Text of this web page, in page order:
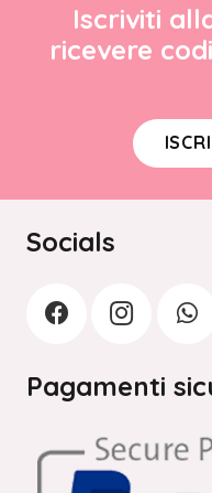
Iscriviti
ricevere
Socials
Pagamenti